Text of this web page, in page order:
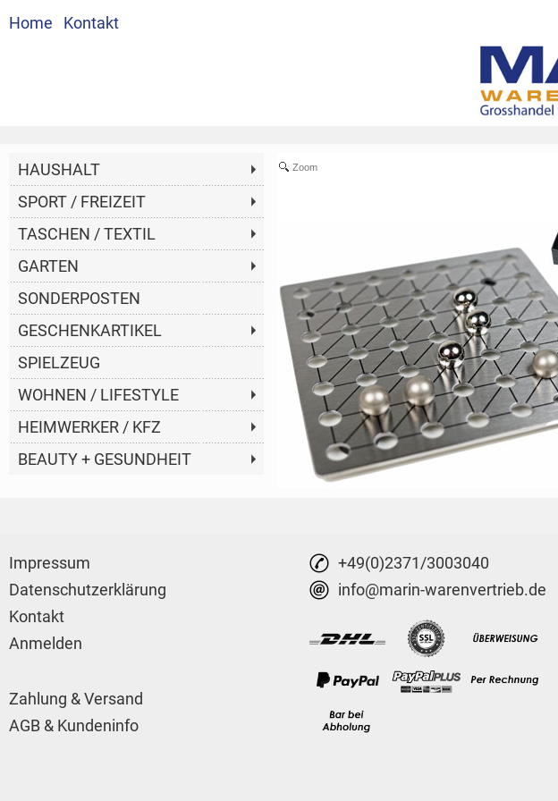
Home Kontakt
HAUSHALT
SPORT / FREIZEIT
TASCHEN / TEXTIL
GARTEN
SONDERPOSTEN
GESCHENKARTIKEL
SPIELZEUG
WOHNEN / LIFESTYLE
HEIMWERKER / KFZ
BEAUTY + GESUNDHEIT
Zoom
Impressum
Datenschutzerklärung
Kontakt
Anmelden
Zahlung & Versand
AGB & Kundeninfo
+49(0)2371/3003040
info@marin-warenvertrieb.de